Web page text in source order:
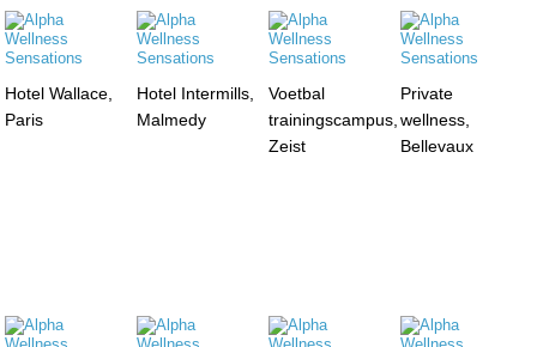
Hotel Wallace,
Paris
Hotel Intermills,
Malmedy
Voetbal
trainingscampus,
Zeist
Private
wellness,
Bellevaux